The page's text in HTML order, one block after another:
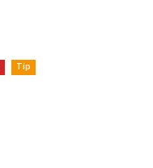
Tip